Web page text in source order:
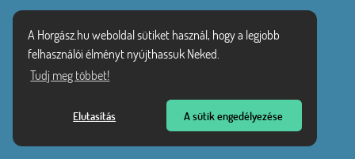
A Horgász.hu weboldal sütiket használ, hogy a legjobb
felhasználói élményt nyújthassuk Neked.
Tudj meg többet!
Elutasítás A sütik engedélyezése